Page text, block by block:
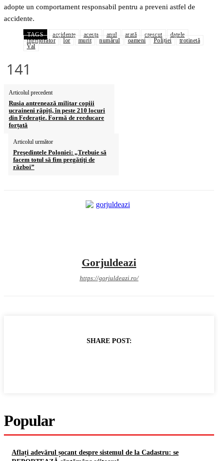
adopte un comportament responsabil pentru a preveni astfel de
accidente.
TAGS accidente acesta anul arată crescut
datele
îngrijorător
lor murit numărul oameni Poliției
trotinetă
Val
141
Articolul precedent
Rusia antrenează militar copiii
ucraineni răpiți, în peste 210 locuri
din Federație. Formă de reeducare
forțată
Articolul următor
Preşedintele Poloniei: „Trebuie să
facem totul să fim pregătiţi de
război”
Gorjuldeazi
https://gorjuldeazi.ro/
SHARE POST:
Popular
Aflați adevărul șocant despre sistemul de la Cadastru: se